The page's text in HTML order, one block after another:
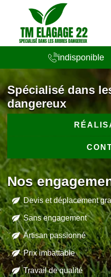
indisponible
Spécialisé dans
dangereux
Nos
Devis et déplacement
Sans engagement
Artisan passionné
Prix imbattable
Travail de qualité